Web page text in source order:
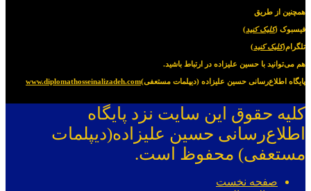
همچنین از طریق
فیسبوک (کلیک کنید)
تلگرام(کلیک کنید)
هم می‌توانید با حسین علیزاده در ارتباط باشید.
پایگاه اطلاع‌رسانی حسین علیزاده (دیپلمات مستعفی)www.diplomathosseinalizadeh.com
کلیه حقوق این سایت نزد پایگاه
اطلاع‌رسانی حسین علیزاده(دیپلمات
مستعفی) محفوظ است.
صفحه نخست